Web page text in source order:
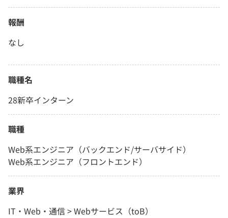
報酬
なし
職種名
28新卒インターン
職種
Web系エンジニア（バックエンド/サーバサイド）
Web系エンジニア（フロントエンド）
業界
IT・Web・通信 > Webサービス（toB）